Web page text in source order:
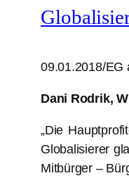
09.01.2018/EG
Dani Rodrik,
„Die
Globalisierer
Mitbürger –